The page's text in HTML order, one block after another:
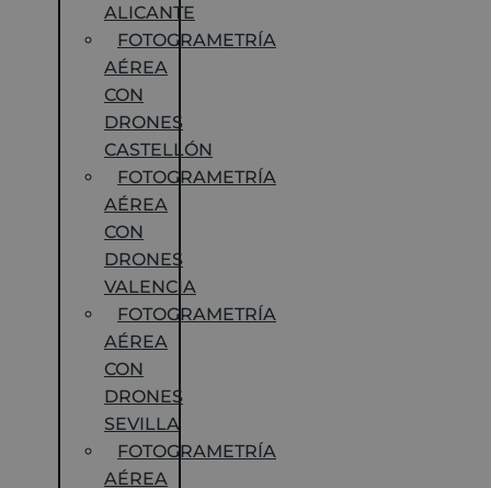
ALICANTE
FOTOGRAMETRÍA
AÉREA
CON
DRONES
CASTELLÓN
FOTOGRAMETRÍA
AÉREA
CON
DRONES
VALENCIA
FOTOGRAMETRÍA
AÉREA
CON
DRONES
SEVILLA
FOTOGRAMETRÍA
AÉREA